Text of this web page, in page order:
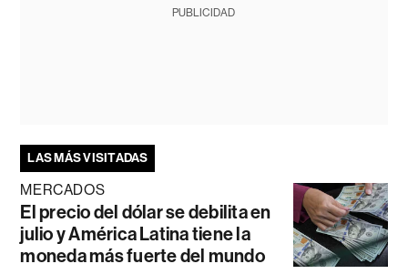
PUBLICIDAD
LAS MÁS VISITADAS
MERCADOS
El precio del dólar se debilita en
julio y América Latina tiene la
moneda más fuerte del mundo